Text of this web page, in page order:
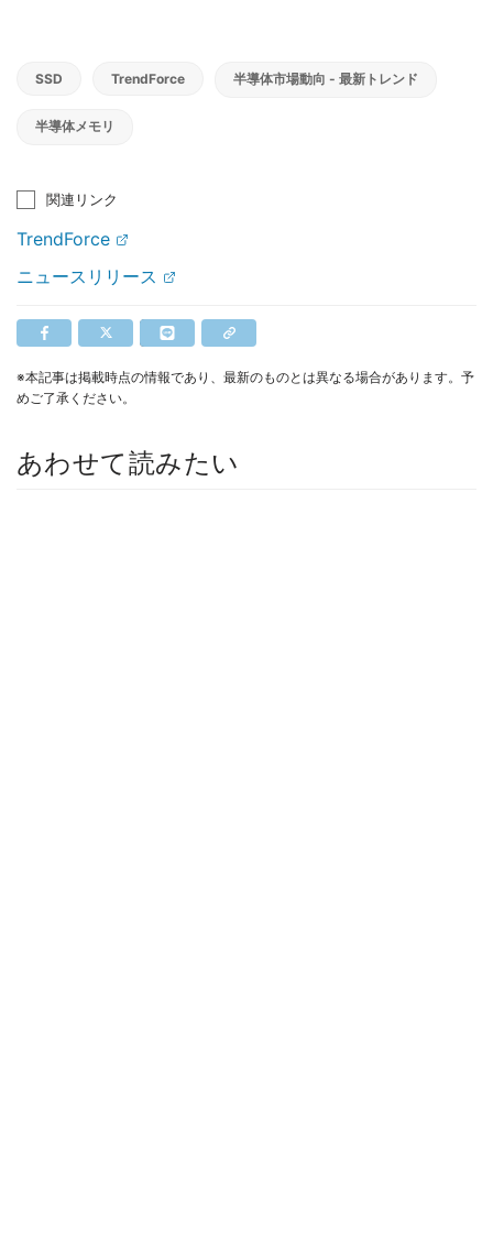
SSD TrendForce 半導体市場動向 - 最新トレンド
半導体メモリ
関連リンク
TrendForce
ニュースリリース
※本記事は掲載時点の情報であり、最新のものとは異なる場合があります。予
めご了承ください。
あわせて読みたい